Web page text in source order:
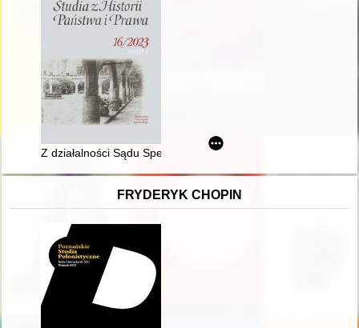
Z działalności Sądu Specjalnego w Tarnopolu
FRYDERYK CHOPIN